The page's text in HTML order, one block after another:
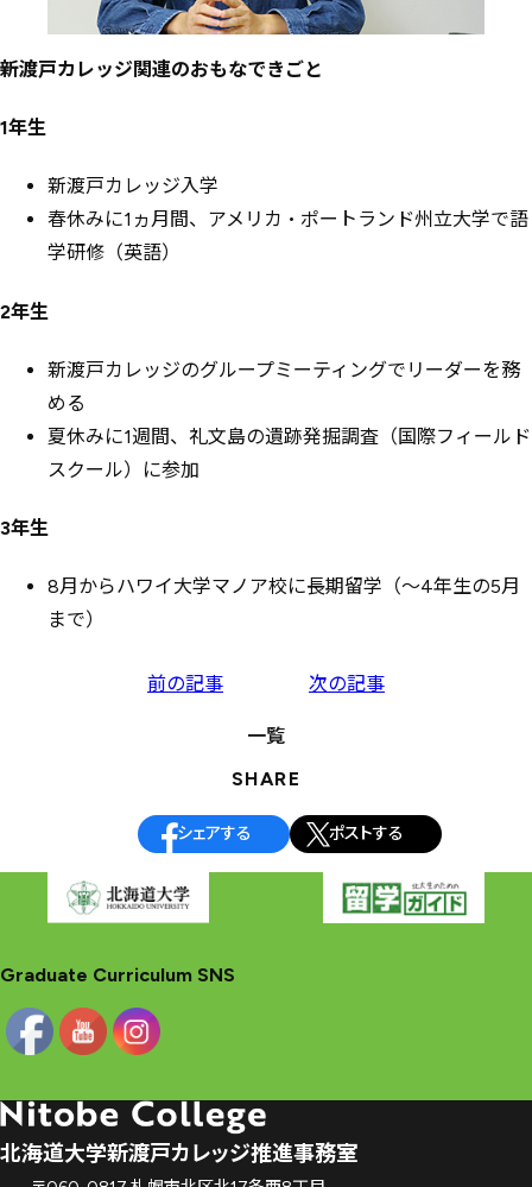
新渡戸カレッジ関連のおもなできごと
1年生
新渡戸カレッジ入学
春休みに1ヵ月間、アメリカ・ポートランド州立大学で語
学研修（英語）
2年生
新渡戸カレッジのグループミーティングでリーダーを務
める
夏休みに1週間、礼文島の遺跡発掘調査（国際フィールド
スクール）に参加
3年生
8月からハワイ大学マノア校に長期留学（〜4年生の5月
まで）
前の記事
一覧
次の記事
SHARE
シェアする ポストする
Graduate Curriculum SNS
北海道大学新渡戸カレッジ推進事務室